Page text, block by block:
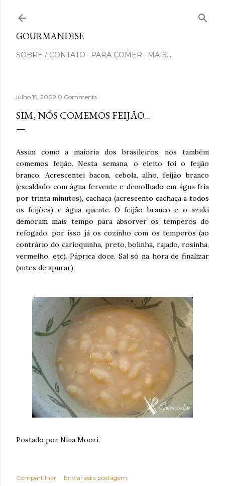
GOURMANDISE
SOBRE / CONTATO PARA COMER MAIS…
julho 15, 2009 0 Comments
SIM, NÓS COMEMOS FEIJÃO...
Assim como a maioria dos brasileiros, nós também
comemos feijão. Nesta semana, o eleito foi o feijão
branco. Acrescentei bacon, cebola, alho, feijão branco
(escaldado com água fervente e demolhado em água fria
por trinta minutos), cachaça (acrescento cachaça a todos
os feijões) e água quente. O feijão branco e o azuki
demoram mais tempo para absorver os temperos do
refogado, por isso já os cozinho com os temperos (ao
contrário do carioquinha, preto, bolinha, rajado, rosinha,
vermelho, etc). Páprica doce. Sal só na hora de finalizar
(antes de apurar).
Postado por Nina Moori.
Compartilhar Enviar esta postagem